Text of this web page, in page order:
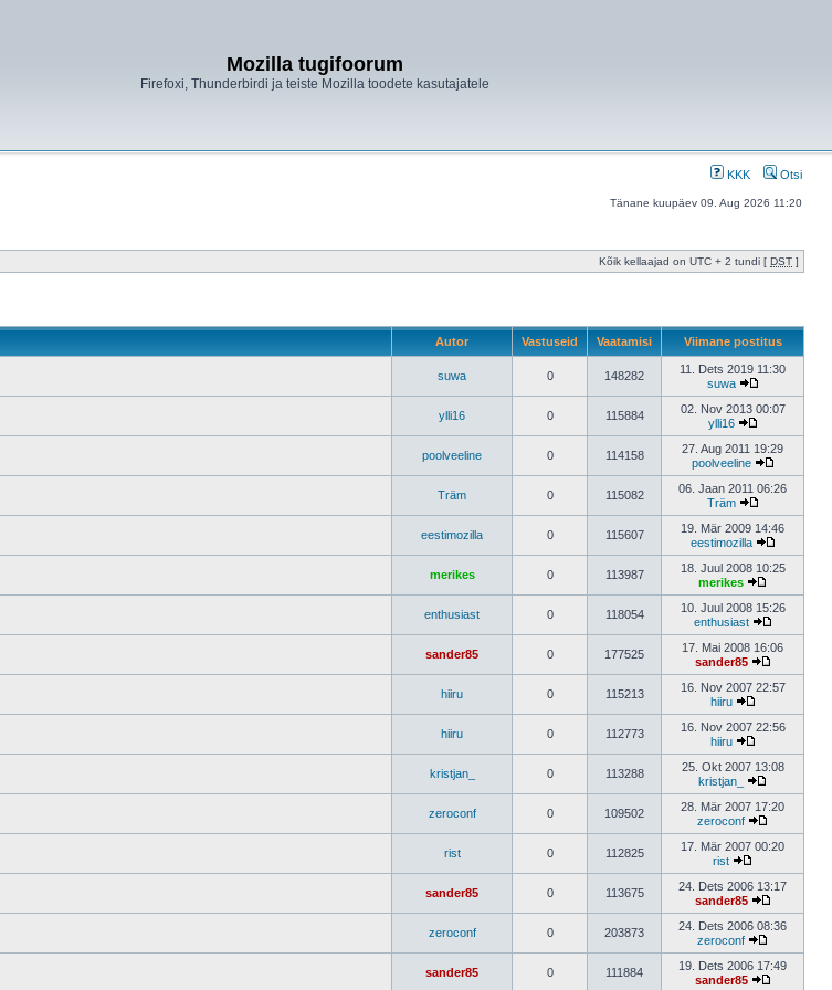
Mozilla tugifoorum
Firefoxi, Thunderbirdi ja teiste Mozilla toodete kasutajatele
KKK Otsi
Tänane kuupäev 09. Aug 2026 11:20
Kõik kellaajad on UTC + 2 tundi [ DST ]
Autor Vastuseid Vaatamisi Viimane postitus
suwa 0 148282
11. Dets 2019 11:30
suwa
ylli16 0 115884
02. Nov 2013 00:07
ylli16
poolveeline 0 114158
27. Aug 2011 19:29
poolveeline
Träm 0 115082
06. Jaan 2011 06:26
Träm
eestimozilla 0 115607
19. Mär 2009 14:46
eestimozilla
merikes 0 113987
18. Juul 2008 10:25
merikes
enthusiast 0 118054
10. Juul 2008 15:26
enthusiast
sander85 0 177525
17. Mai 2008 16:06
sander85
hiiru 0 115213
16. Nov 2007 22:57
hiiru
hiiru 0 112773
16. Nov 2007 22:56
hiiru
kristjan_ 0 113288
25. Okt 2007 13:08
kristjan_
zeroconf 0 109502
28. Mär 2007 17:20
zeroconf
rist 0 112825
17. Mär 2007 00:20
rist
sander85 0 113675
24. Dets 2006 13:17
sander85
zeroconf 0 203873
24. Dets 2006 08:36
zeroconf
sander85 0 111884
19. Dets 2006 17:49
sander85